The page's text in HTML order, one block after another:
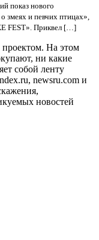
показ нового
змеях и певчих птицах»,
FEST». Приквел […]
проектом. На этом
ни какие
собой ленту
newsru.com и
новостей